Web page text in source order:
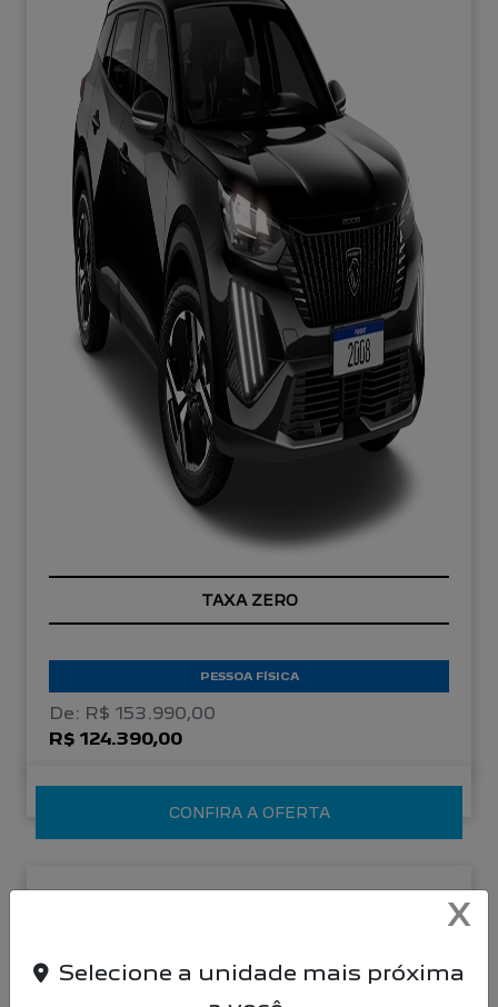
TAXA ZERO
PESSOA FÍSICA
De: R$ 153.990,00
R$ 124.390,00
CONFIRA A OFERTA
NOVO PEUGEOT 208
X
Selecione a unidade mais próxima